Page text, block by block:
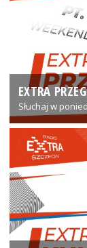
EXTRA
Słuchaj w